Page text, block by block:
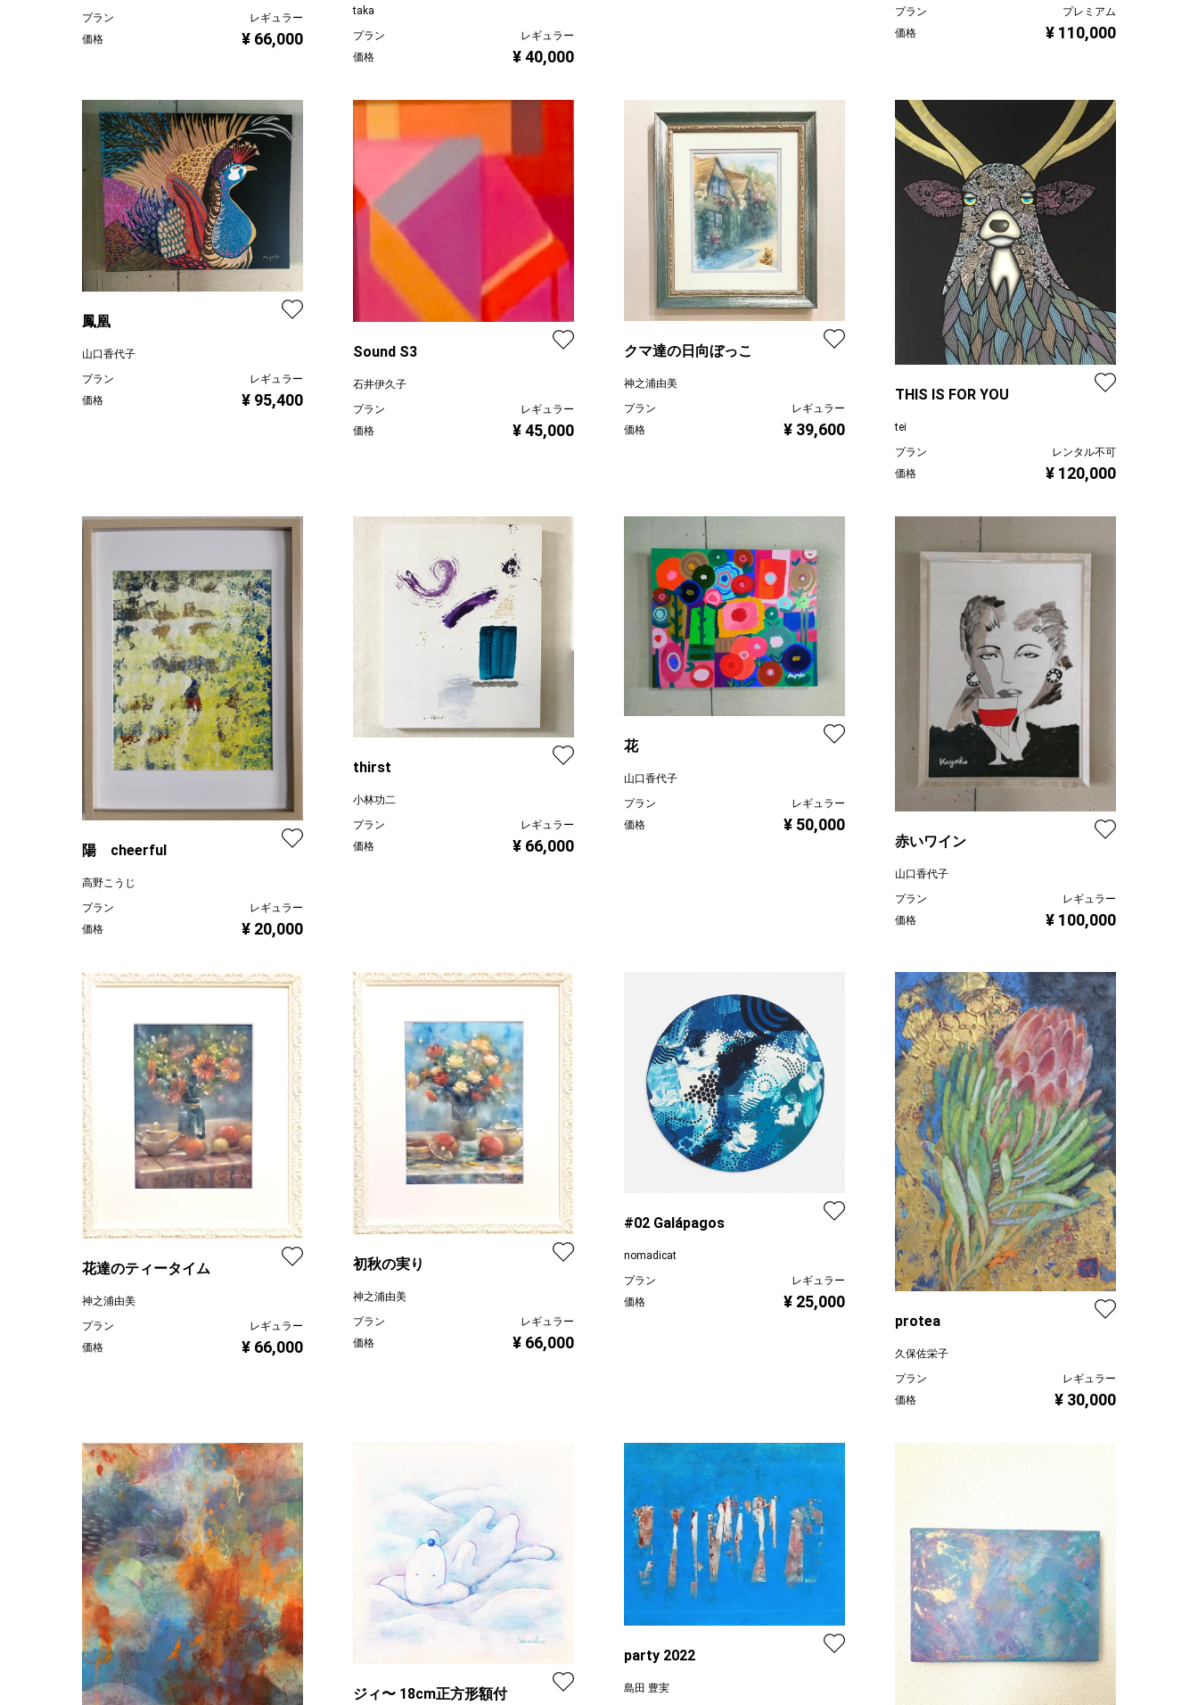
プラン
レギュラー
価格
¥ 66,000
taka
プラン
レギュラー
価格
¥ 40,000
プラン
プレミアム
価格
¥ 110,000
鳳凰
山口香代子
プラン
レギュラー
価格
¥ 95,400
Sound S3
石井伊久子
プラン
レギュラー
価格
¥ 45,000
クマ達の日向ぼっこ
神之浦由美
プラン
レギュラー
価格
¥ 39,600
THIS IS FOR YOU
tei
プラン
レンタル不可
価格
¥ 120,000
陽 cheerful
高野こうじ
プラン
レギュラー
価格
¥ 20,000
thirst
小林功二
プラン
レギュラー
価格
¥ 66,000
花
山口香代子
プラン
レギュラー
価格
¥ 50,000
赤いワイン
山口香代子
プラン
レギュラー
価格
¥ 100,000
花達のティータイム
神之浦由美
プラン
レギュラー
価格
¥ 66,000
初秋の実り
神之浦由美
プラン
レギュラー
価格
¥ 66,000
#02 Galápagos
nomadicat
プラン
レギュラー
価格
¥ 25,000
protea
久保佐栄子
プラン
レギュラー
価格
¥ 30,000
ジィ〜 18cm正方形額付
party 2022
島田 豊実